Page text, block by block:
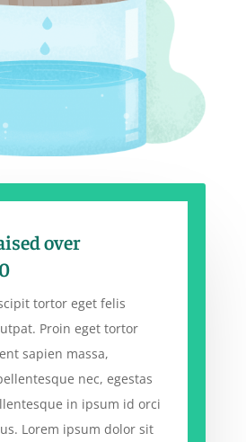
over
tortor eget felis
Proin eget tortor
sapien massa,
nec, egestas
in ipsum id orci
Lorem ipsum dolor sit